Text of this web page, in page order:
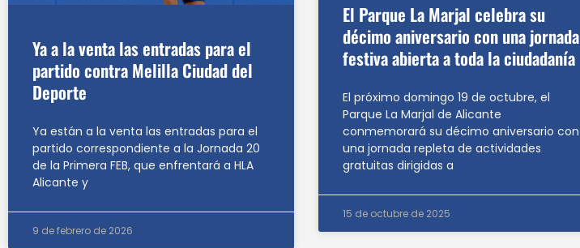
Ya a la venta las entradas para el
partido contra Melilla Ciudad del
Deporte
Ya están a la venta las entradas para el
partido correspondiente a la Jornada 20
de la Primera FEB, que enfrentará a HLA
Alicante y
9 de febrero de 2026
El Parque La Marjal celebra su
décimo aniversario con una jornada
festiva abierta a toda la ciudadanía
El próximo domingo 19 de octubre, el
Parque La Marjal de Alicante
conmemorará su décimo aniversario con
una jornada repleta de actividades
gratuitas dirigidas a
15 de octubre de 2025